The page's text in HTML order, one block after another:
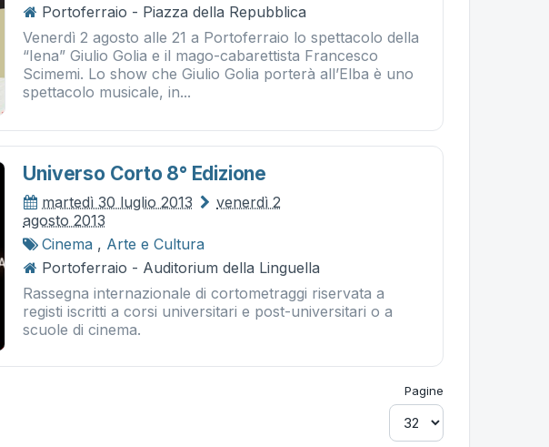
Portoferraio - Piazza della Repubblica
Venerdì 2 agosto alle 21 a Portoferraio lo spettacolo della
“Iena” Giulio Golia e il mago-cabarettista Francesco
Scimemi. Lo show che Giulio Golia porterà all’Elba è uno
spettacolo musicale, in...
Universo Corto 8° Edizione
martedì 30 luglio 2013
venerdì 2
agosto 2013
Cinema , Arte e Cultura
Portoferraio - Auditorium della Linguella
Rassegna internazionale di cortometraggi riservata a
registi iscritti a corsi universitari e post-universitari o a
scuole di cinema.
Pagine